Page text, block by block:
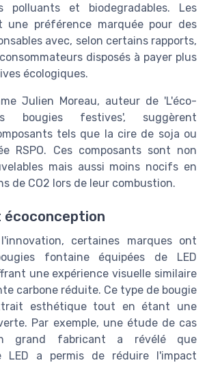
polluants et biodegradables. Les
une préférence marquée pour des
avec, selon certains rapports,
disposés à payer plus
écologiques.
Julien Moreau, auteur de 'L'éco-
bougies festives', suggèrent
tels que la cire de soja ou
RSPO. Ces composants sont non
mais aussi moins nocifs en
de CO2 lors de leur combustion.
écoconception
certaines marques ont
fontaine équipées de LED
une expérience visuelle similaire
carbone réduite. Ce type de bougie
esthétique tout en étant une
Par exemple, une étude de cas
grand fabricant a révélé que
LED a permis de réduire l'impact